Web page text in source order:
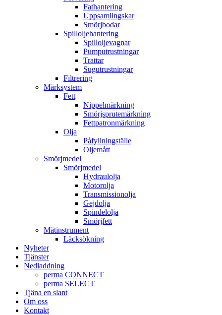
Fathantering
Uppsamlingskar
Smörjbodar
Spilloljehantering
Spilloljevagnar
Pumputrustningar
Trattar
Sugutrustningar
Filtrering
Märksystem
Fett
Nippelmärkning
Smörjsprutemärkning
Fettpatronmärkning
Olja
Påfyllningställe
Oljemått
Smörjmedel
Smörjmedel
Hydraulolja
Motorolja
Transmissionolja
Gejdolja
Spindelolja
Smörjfett
Mätinstrument
Läcksökning
Nyheter
Tjänster
Nedladdning
perma CONNECT
perma SELECT
Tjäna en slant
Om oss
Kontakt